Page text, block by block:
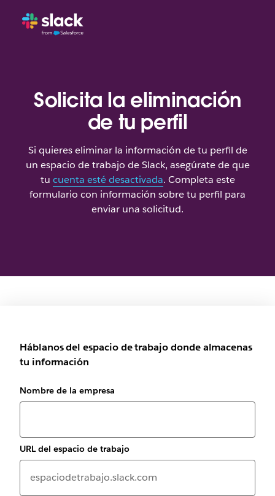
Solicita la eliminación
de tu perfil
Si quieres eliminar la información de tu perfil de
un espacio de trabajo de Slack, asegúrate de que
tu cuenta esté desactivada. Completa este
formulario con información sobre tu perfil para
enviar una solicitud.
Háblanos del espacio de trabajo donde almacenas
tu información
Nombre de la empresa
URL del espacio de trabajo